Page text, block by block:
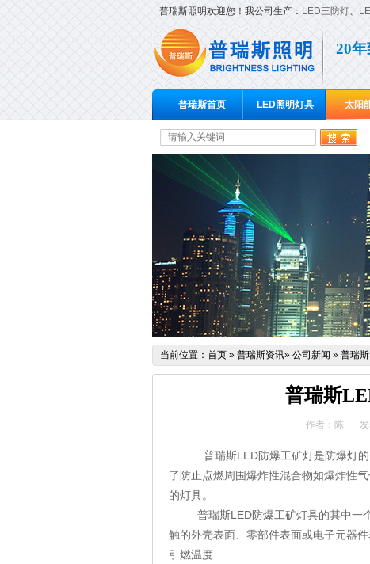
普瑞斯照明欢迎您！我公司生产： LED三防灯、
20
普瑞斯首页 LED照明灯具 太阳
当前位置： 首页 » 普瑞斯资讯» 公司新闻 » 普瑞
普瑞斯
作者：陈
普瑞斯LED防爆工矿灯是防爆灯的
了防止点燃周围爆炸性混合物如爆炸性
的灯具。
普瑞斯LED防爆工矿灯具的其中一
触的外壳表面、零部件表面或电子元器
引燃温度